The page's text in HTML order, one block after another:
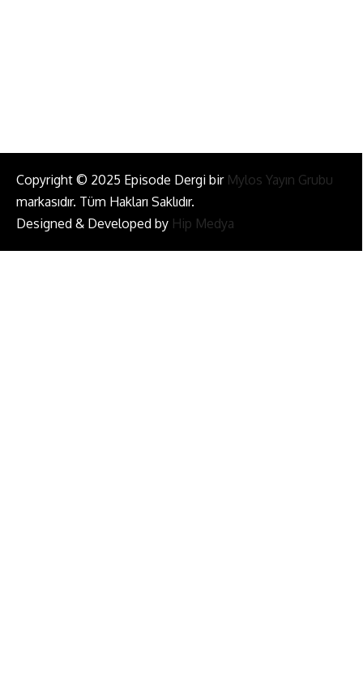
Copyright © 2025 Episode Dergi bir Mylos Yayın Grubu
markasıdır. Tüm Hakları Saklıdır.
Designed & Developed by Hip Medya